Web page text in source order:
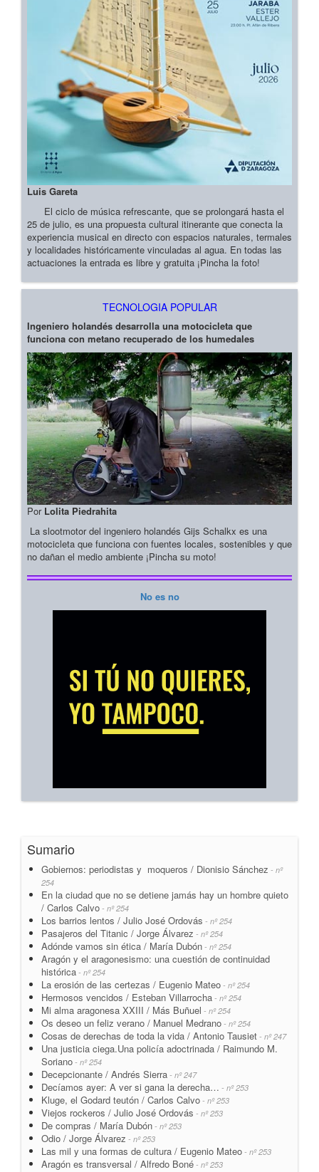
Luis Gareta
El ciclo de música refrescante, que se prolongará hasta el
25 de julio, es una propuesta cultural itinerante que conecta la
experiencia musical en directo con espacios naturales, termales
y localidades históricamente vinculadas al agua. En todas las
actuaciones la entrada es libre y gratuita ¡Pincha la foto!
TECNOLOGIA POPULAR
Ingeniero holandés desarrolla una motocicleta que
funciona con metano recuperado de los humedales
Por Lolita Piedrahita
La slootmotor del ingeniero holandés Gijs Schalkx es una
motocicleta que funciona con fuentes locales, sostenibles y que
no dañan el medio ambiente ¡Pincha su moto!
No es no
Sumario
Gobiernos: periodistas y moqueros / Dionisio Sánchez - nº
254
En la ciudad que no se detiene jamás hay un hombre quieto
/ Carlos Calvo - nº 254
Los barrios lentos / Julio José Ordovás - nº 254
Pasajeros del Titanic / Jorge Álvarez - nº 254
Adónde vamos sin ética / María Dubón - nº 254
Aragón y el aragonesismo: una cuestión de continuidad
histórica - nº 254
La erosión de las certezas / Eugenio Mateo - nº 254
Hermosos vencidos / Esteban Villarrocha - nº 254
Mi alma aragonesa XXIII / Más Buñuel - nº 254
Os deseo un feliz verano / Manuel Medrano - nº 254
Cosas de derechas de toda la vida / Antonio Tausiet - nº 247
Una justicia ciega.Una policía adoctrinada / Raimundo M.
Soriano - nº 254
Decepcionante / Andrés Sierra - nº 247
Decíamos ayer: A ver si gana la derecha… - nº 253
Kluge, el Godard teutón / Carlos Calvo - nº 253
Viejos rockeros / Julio José Ordovás - nº 253
De compras / María Dubón - nº 253
Odio / Jorge Álvarez - nº 253
Las mil y una formas de cultura / Eugenio Mateo - nº 253
Aragón es transversal / Alfredo Boné - nº 253